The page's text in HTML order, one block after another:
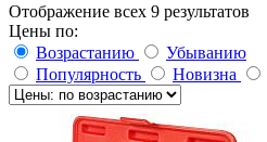
Отображение всех 9 результатов
Цены по:
Возрастанию
Убыванию
Популярность
Новизна